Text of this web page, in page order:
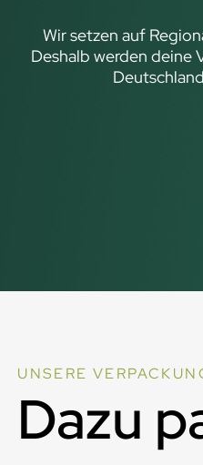
Wir setzen auf
Deshalb werden deine
UNSERE
Dazu